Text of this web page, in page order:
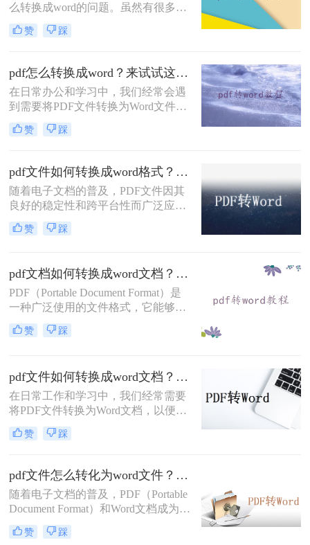
么转换成word的问题。虽然有很多转
换方法，但大多数人往往会感到困惑
和不知所措。今天，我将分享一个简
转换成可编辑的Word文档。
赞 踩
pdf怎么转换成word？来试试这三种实用方法！
在日常办公和学习中，我们经常会遇
到需要将PDF文件转换为Word文件的
情况。PDF格式的文档常常具有固定
布局和格式的优点，但在对文本进行
解决pdf怎么转换成word问题，本文将
介绍三种简单有效的方法，帮助您轻
松将PDF转换为可编辑的Word文件。
赞 踩
pdf文件如何转换成word格式？教你3种简单的转换方法!！
随着电子文档的普及，PDF文件因其
良好的稳定性和跨平台性而广泛应
用。然而，当需要编辑或修改PDF文
件时，将其转换为Word格式会更为方
转换成Word格式的方法。
赞 踩
pdf文档如何转换成word文档？给大家分享三种简单的转换方法！
PDF（Portable Document Format）是
一种广泛使用的文件格式，它能够保
持文档的原始格式和布局，确保在各
种设备和操作系统上都能一致地显
便更方便地进行编辑、修改或格式调
整。那么pdf文档如何转换成word文档
呢？以下是一些常见的方法来实现这
赞 踩
pdf文件如何转换成word文档？这三个方法让你快速操作！
在日常工作和学习中，我们经常需要
将PDF文件转换为Word文档，以便进
行编辑、修改或格式化。
PDF（Portable Document Format）格
致，但在编辑方面却不如Word文档灵
活。那么pdf文件如何转换成word文档
呢？本文将介绍几种将PDF文件转换
为Word文档的方法，帮助您轻松应对
各种需求。
赞 踩
pdf文件怎么转化为word文件？来学习这二种简单的方法！
随着电子文档的普及，PDF（Portable
Document Format）和Word文档成为了
我们日常工作中最为常见的两种文件
格式。然而，有时我们可能需要将
赞 踩